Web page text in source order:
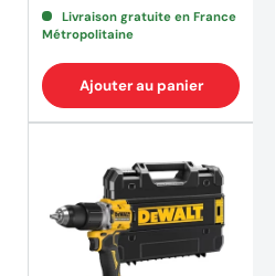
Livraison gratuite en France
Métropolitaine
Ajouter au panier